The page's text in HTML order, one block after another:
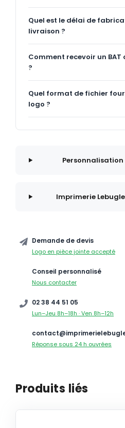
Quel est le délai de
livraison ?
Comment recevoir un
?
Quel format de fichier
logo ?
Personnalisation
Imprimerie Lebugle
Demande de devis
Logo en pièce jointe accepté
Conseil personnalisé
Nous contacter
02 38 44 51 05
Lun–Jeu 8h–18h · Ven 8h–12h
Réponse sous 24 h ouvrées
Produits liés